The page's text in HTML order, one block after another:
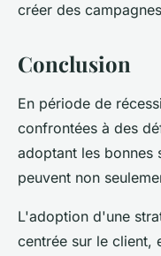
créer des
Conclusion
En période de
confrontées à des
adoptant les bonnes
peuvent non
L'adoption d'une
centrée sur le client,